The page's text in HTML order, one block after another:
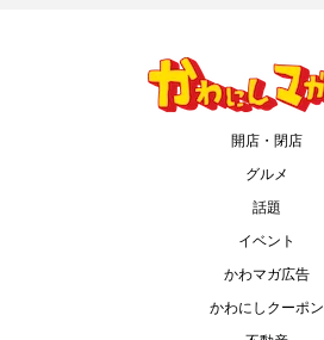
開店・閉店
グルメ
話題
イベント
かわマガ広告
かわにしクーポン